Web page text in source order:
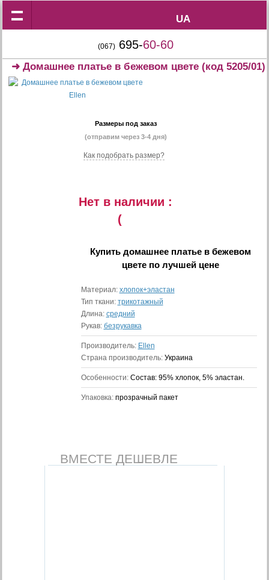
UA
UA
(067) 695-60-60
➜Домашнее платье в бежевом цвете (код 5205/01)
Размеры под заказ
(отправим через 3-4 дня)
Как подобрать размер?
Нет в наличии :
(
Купить домашнее платье в бежевом
цветепо лучшей цене
Материал: хлопок+эластан
Тип ткани: трикотажный
Длина: средний
Рукав: безрукавка
Производитель: Ellen
Страна производитель: Украина
Особенности: Состав: 95% хлопок, 5% эластан.
Упаковка: прозрачный пакет
ВМЕСТЕ ДЕШЕВЛЕ